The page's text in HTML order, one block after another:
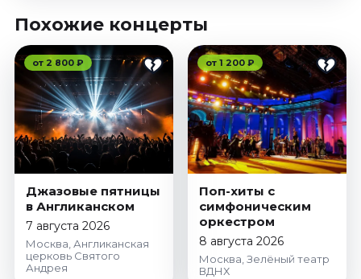
Похожие концерты
от 2 800 ₽
Джазовые пятницы
в Англиканском
7 августа 2026
Москва, Англиканская
церковь Святого
Андрея
от 1 200 ₽
Поп-хиты с
симфоническим
оркестром
8 августа 2026
Москва, Зелёный театр
ВДНХ